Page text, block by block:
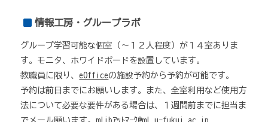
情報工房・グループラボ
グループ学習可能な個室（～１２人程度）が１４室ありま
す。モニタ、ホワイドボードを設置しています。
教職員に限り、eOfficeの施設予約から予約が可能です。
予約は前日までにお願いします。また、全室利用など使用方
法について必要な要件がある場合は、１週間前までに担当ま
でメール願います。mlibｱｯﾄﾏｰｸ@ml.u-fukui.ac.jp